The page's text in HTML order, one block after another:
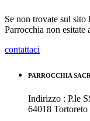
Se non trovate sul sito
Parrocchia non esitate
contattaci
PARROCCHIA
Indirizzo : P.le
64018